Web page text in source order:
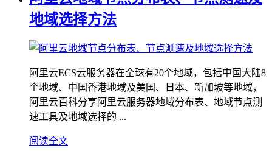
地域选择方法
阿里云ECS云服务器在全球有20个地域，包括中国大陆8
个地域、中国香港地域及美国、日本、新加坡等地域，
阿里云百科分享阿里云服务器地域分布表、地域节点测
速工具及地域选择的 ...
阅读全文